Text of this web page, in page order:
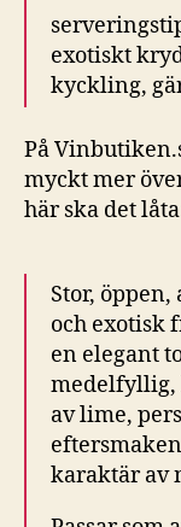
exotiskt
kyckling,
På
myckt mer
här ska det
Stor,
och exotisk
en elegant
medelfyllig,
av lime,
karaktär av